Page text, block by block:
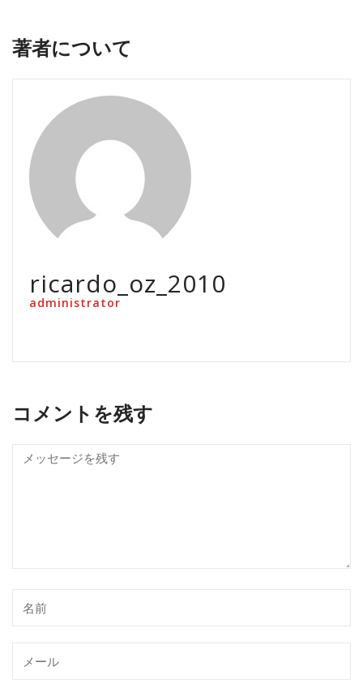
著者について
ricardo_oz_2010
administrator
コメントを残す